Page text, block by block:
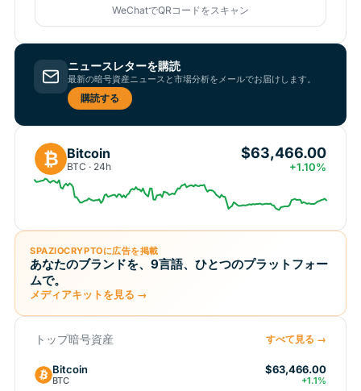
WeChatでQRコードをスキャン
ニュースレターを購読
最新の暗号資産ニュースと市場分析をメールでお届けします。
購読する
₿ Bitcoin
BTC · 24h
$63,466.00
+1.10%
SPAZIOCRYPTOに広告を掲載
あなたのブランドを、9言語、ひとつのプラットフォー
ムで。
メディアキットを見る →
トップ暗号資産 すべて見る →
Bitcoin
BTC
$63,466.00
+1.1%